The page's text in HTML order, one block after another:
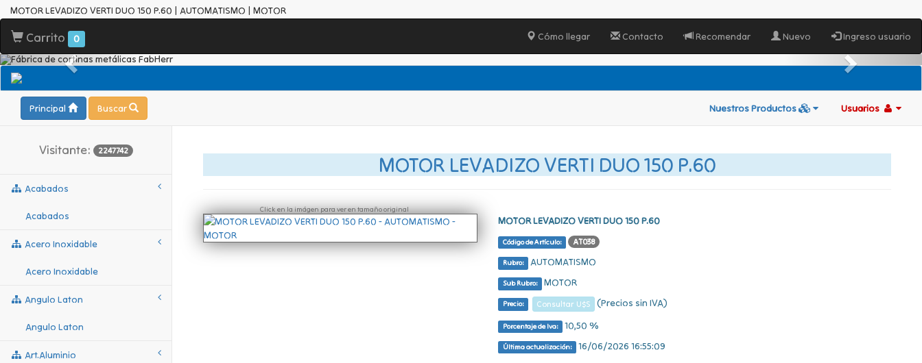
MOTOR LEVADIZO VERTI DUO 150 P.60 | AUTOMATISMO | MOTOR
Carrito 0 Cómo llegar Contacto Recomendar Nuevo Ingreso usuario
Principal Buscar Nuestros Productos Usuarios
Visitante: 2247742
Acabados
Acabados
Acero Inoxidable
Acero Inoxidable
Angulo Laton
Angulo Laton
Art.aluminio
MOTOR LEVADIZO VERTI DUO 150 P.60
Click en la imágen para ver en tamaño original
MOTOR LEVADIZO VERTI DUO 150 P.60
Código de Artículo: AT038
Rubro: AUTOMATISMO
Sub Rubro: MOTOR
Precio: Consultar U$S (Precios sin IVA)
Porcentaje de Iva: 10,50 %
Última actualización: 16/06/2026 16:55:09